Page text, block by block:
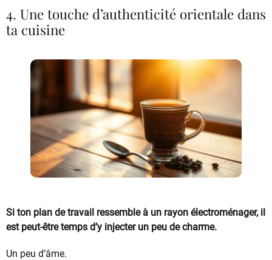
4. Une touche d’authenticité orientale dans
ta cuisine
Si ton plan de travail ressemble à un rayon électroménager, il
est peut-être temps d’y injecter un peu de charme.
Un peu d’âme.